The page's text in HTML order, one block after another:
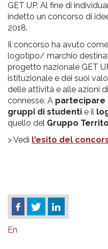
GET UP. Al fine di
indetto un concorso di
2018.
Il concorso ha avuto
logotipo/ marchio
progetto nazionale GET
istituzionale e dei suoi
delle attività e alle azioni
connesse. A partecipare
gruppi di studenti e il
quello del Gruppo
> Vedi l'esito del
En